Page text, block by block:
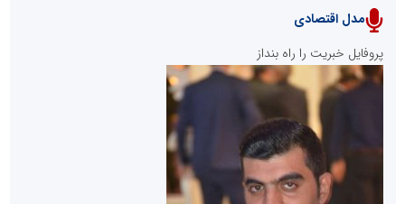
پایگاه خبری نهضت ملی مسکن
سازمان بورس و اوراق بهادار
مرجع اخبار موثق در بازارسرمایه
مدل اقتصادی
پروفایل خبریت را راه بنداز